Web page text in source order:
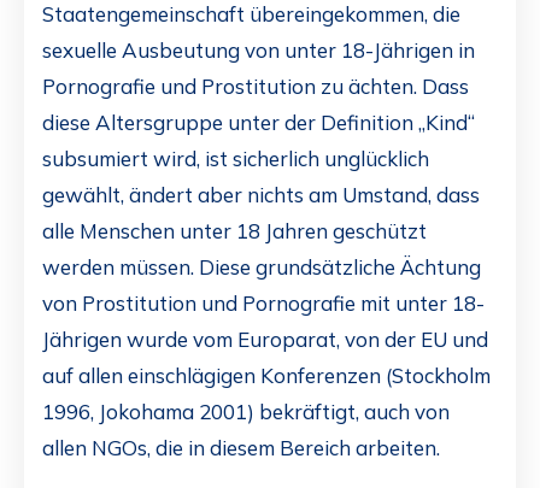
Staatengemeinschaft übereingekommen, die
sexuelle Ausbeutung von unter 18-Jährigen in
Pornografie und Prostitution zu ächten. Dass
diese Altersgruppe unter der Definition „Kind“
subsumiert wird, ist sicherlich unglücklich
gewählt, ändert aber nichts am Umstand, dass
alle Menschen unter 18 Jahren geschützt
werden müssen. Diese grundsätzliche Ächtung
von Prostitution und Pornografie mit unter 18-
Jährigen wurde vom Europarat, von der EU und
auf allen einschlägigen Konferenzen (Stockholm
1996, Jokohama 2001) bekräftigt, auch von
allen NGOs, die in diesem Bereich arbeiten.